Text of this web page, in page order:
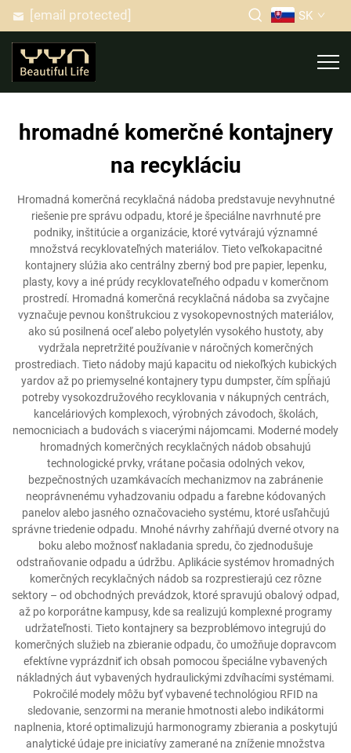
[email protected] SK
hromadné komerčné kontajnery
na recykláciu
Hromadná komerčná recyklačná nádoba predstavuje nevyhnutné
riešenie pre správu odpadu, ktoré je špeciálne navrhnuté pre
podniky, inštitúcie a organizácie, ktoré vytvárajú významné
množstvá recyklovateľných materiálov. Tieto veľkokapacitné
kontajnery slúžia ako centrálny zberný bod pre papier, lepenku,
plasty, kovy a iné prúdy recyklovateľného odpadu v komerčnom
prostredí. Hromadná komerčná recyklačná nádoba sa zvyčajne
vyznačuje pevnou konštrukciou z vysokopevnostných materiálov,
ako sú posilnená oceľ alebo polyetylén vysokého hustoty, aby
vydržala nepretržité používanie v náročných komerčných
prostrediach. Tieto nádoby majú kapacitu od niekoľkých kubických
yardov až po priemyselné kontajnery typu dumpster, čím spĺňajú
potreby vysokozdružového recyklovania v nákupných centrách,
kanceláriových komplexoch, výrobných závodoch, školách,
nemocniciach a budovách s viacerými nájomcami. Moderné modely
hromadných komerčných recyklačných nádob obsahujú
technologické prvky, vrátane počasia odolných vekov,
bezpečnostných uzamkávacích mechanizmov na zabránenie
neoprávnenému vyhadzovaniu odpadu a farebne kódovaných
panelov alebo jasného označovacieho systému, ktoré usľahčujú
správne triedenie odpadu. Mnohé návrhy zahŕňajú dverné otvory na
boku alebo možnosť nakladania spredu, čo zjednodušuje
odstraňovanie odpadu a údržbu. Aplikácie systémov hromadných
komerčných recyklačných nádob sa rozprestierajú cez rôzne
sektory – od obchodných prevádzok, ktoré spravujú obalový odpad,
až po korporátne kampusy, kde sa realizujú komplexné programy
udržateľnosti. Tieto kontajnery sa bezproblémovo integrujú do
komerčných služieb na zbieranie odpadu, čo umožňuje dopravcom
efektívne vyprázdniť ich obsah pomocou špeciálne vybavených
nákladných áut vybavených hydraulickými zdvíhacími systémami.
Pokročilé modely môžu byť vybavené technológiou RFID na
sledovanie, senzormi na meranie hmotnosti alebo indikátormi
naplnenia, ktoré optimalizujú harmonogramy zbierania a poskytujú
analytické údaje pre iniciatívy zamerané na zníženie množstva